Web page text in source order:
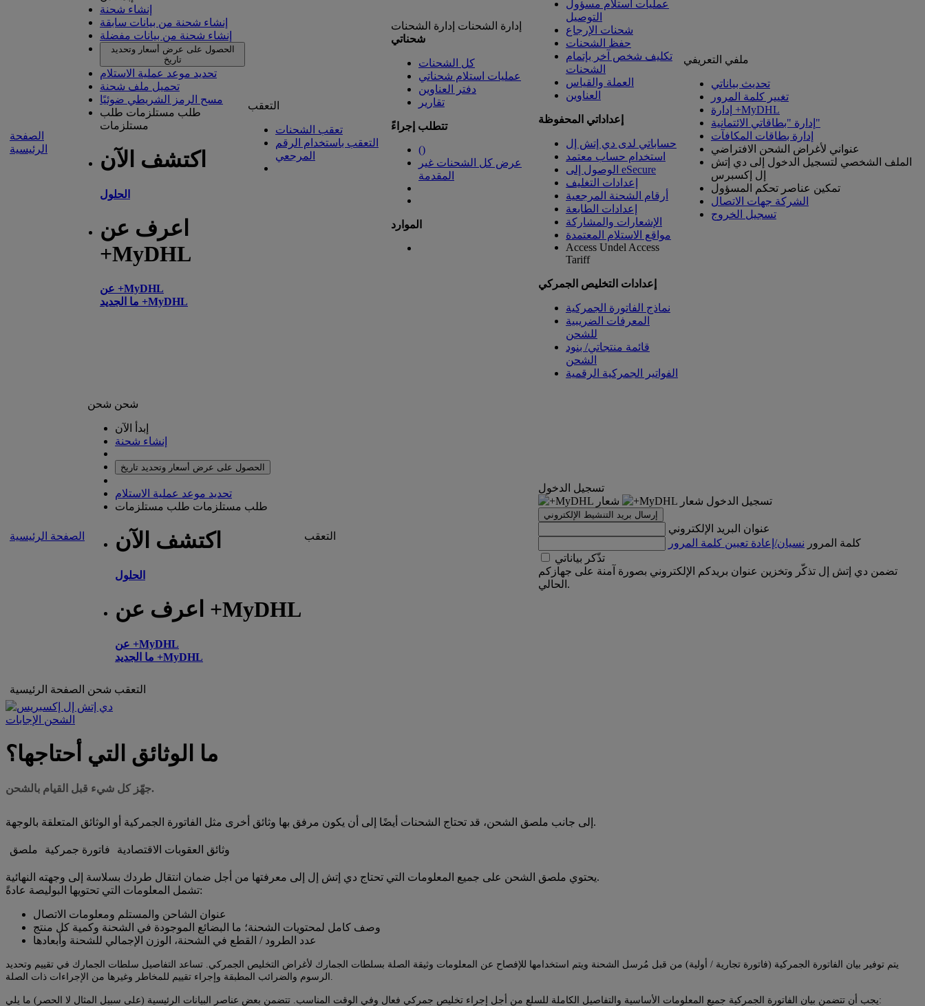
الصفحة
الرئيسية
إنشاء شحنة
إنشاء شحنة من بيانات سابقة
إنشاء شحنة من بيانات مفضلة
الحصول على عرض أسعار وتحديد
تاريخ
تحديد موعد عملية الاستلام
تحميل ملف شحنة
مسح الرمز الشريطي ضوئيًا
طلب مستلزمات طلب
مستلزمات
اكتشف الآن
الحلول
اعرف عن
+MyDHL
عن +MyDHL
ما الجديد +MyDHL
التعقب
تعقب الشحنات
التعقب باستخدام الرقم
المرجعي
إدارة الشحنات إدارة الشحنات
شحناتي
كل الشحنات
عمليات استلام شحناتي
دفتر العناوين
تقارير
تتطلب إجراءً
()
عرض كل الشحنات غير
المقدمة
الموارد
عمليات استلام مسؤول
التوصيل
شحنات الإرجاع
حفظ الشحنات
تكليف شخص آخر بإتمام
الشحنات
العملة والقياس
العناوين
إعداداتي المحفوظة
حساباتي لدى دي إتش إل
استخدام حساب معتمد
الوصول إلى eSecure
إعدادات التغليف
أرقام الشحنة المرجعية
إعدادات الطابعة
الإشعارات والمشاركة
مواقع الاستلام المعتمدة
Access Undel Access
Tariff
إعدادات التخليص الجمركي
نماذج الفاتورة الجمركية
المعرفات الضريبية
للشحن
قائمة منتجاتي/ بنود
الشحن
الفواتير الجمركية الرقمية
ملفي التعريفي
تحديث بياناتي
تغيير كلمة المرور
إدارة +MyDHL
إدارة "بطاقاتي الائتمانية"
إدارة بطاقات المكافآت
عنواني لأغراض الشحن الافتراضي
الملف الشخصي لتسجيل الدخول إلى دي إتش
إل إكسبرس
تمكين عناصر تحكم المسؤول
الشركة جهات الاتصال
تسجيل الخروج
الصفحة الرئيسية
شحن شحن
إبدأ الآن
إنشاء شحنة
الحصول على عرض أسعار وتحديد تاريخ
تحديد موعد عملية الاستلام
طلب مستلزمات طلب مستلزمات
اكتشف الآن
الحلول
اعرف عن +MyDHL
عن +MyDHL
ما الجديد +MyDHL
التعقب
تسجيل الدخول
تسجيل الدخول
إرسال بريد التنشيط الإلكتروني
عنوان البريد الإلكتروني
كلمة المرور نسيان/إعادة تعيين كلمة المرور
تذّكر بياناتي
تضمن دي إتش إل تذكّر وتخزين عنوان بريدكم الإلكتروني بصورة آمنة على جهازكم
الحالي.
الصفحة الرئيسية شحن التعقب
الشحن الإجابات
ما الوثائق التي أحتاجها؟
جهّز كل شيء قبل القيام بالشحن.
إلى جانب ملصق الشحن، قد تحتاج الشحنات أيضًا إلى أن يكون مرفق بها وثائق أخرى مثل الفاتورة الجمركية أو الوثائق المتعلقة بالوجهة.
ملصق فاتورة جمركية وثائق العقوبات الاقتصادية
يحتوي ملصق الشحن على جميع المعلومات التي تحتاج دي إتش إل إلى معرفتها من أجل ضمان انتقال طردك بسلاسة إلى وجهته النهائية.
تشمل المعلومات التي تحتويها البوليصة عادةً:
عنوان الشاحن والمستلم ومعلومات الاتصال
وصف كامل لمحتويات الشحنة؛ ما البضائع الموجودة في الشحنة وكمية كل منتج
عدد الطرود / القطع في الشحنة، الوزن الإجمالي للشحنة وأبعادها
يتم توفير بيان الفاتورة الجمركية (فاتورة تجارية / أولية) من قبل مُرسل الشحنة ويتم استخدامها للإفصاح عن المعلومات وثيقة الصلة بسلطات الجمارك لأغراض التخليص الجمركي. تساعد التفاصيل سلطات الجمارك في تقييم وتحديد
يجب أن تتضمن بيان الفاتورة الجمركية جميع المعلومات الأساسية والتفاصيل الكاملة للسلع من أجل إجراء تخليص جمركي فعال وفي الوقت المناسب. تتضمن بعض عناصر البيانات الرئيسية (على سبيل المثال لا الحصر) ما يلي: